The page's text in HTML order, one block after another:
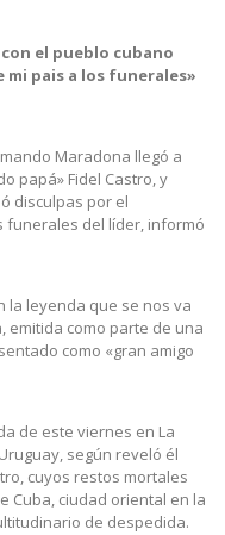
el pueblo cubano
pais a los funerales»
Maradona llegó a
papá» Fidel Castro, y
disculpas por el
funerales del líder, informó
la leyenda que se nos va
emitida como parte de una
como «gran amigo
de este viernes en La
según reveló él
cuyos restos mortales
Cuba, ciudad oriental en la
de despedida.